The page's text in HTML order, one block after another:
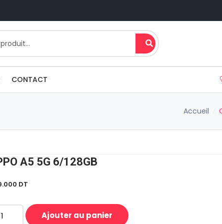
Sous-total:
CONTACT
Accueil
A5 5G 6/128GB
DT
Ajouter au panier